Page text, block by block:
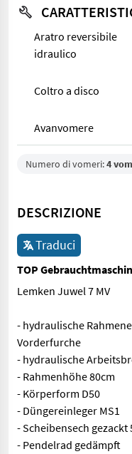
Aratro reversibile
idraulico
Coltro a disco
Avanvomere
Numero di vomeri:4
DESCRIZIONE
Traduci
TOP
Lemken Juwel 7 MV
- hydraulische
Vorderfurche
- hydraulische
- Rahmenhöhe 80cm
- Körperform D50
- Düngereinleger MS1
- Scheibensech
- Pendelrad gedämpft